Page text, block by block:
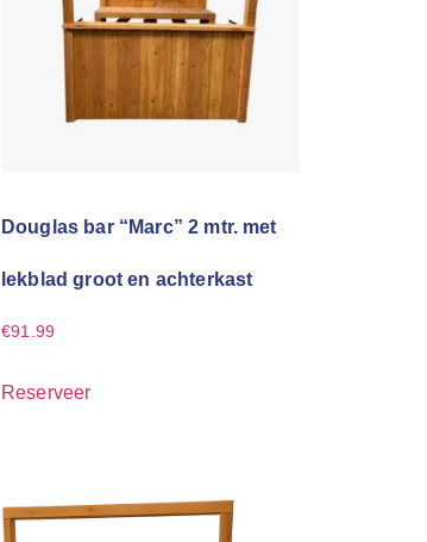
Douglas bar “Marc” 2 mtr. met
lekblad groot en achterkast
€91.99
Reserveer